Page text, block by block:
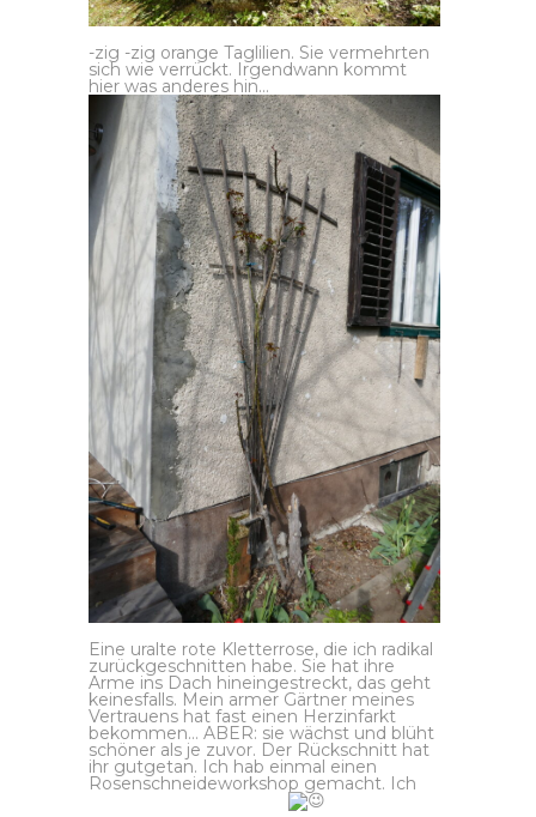
-zig -zig orange Taglilien. Sie vermehrten
sich wie verrückt. Irgendwann kommt
hier was anderes hin…
Eine uralte rote Kletterrose, die ich radikal
zurückgeschnitten habe. Sie hat ihre
Arme ins Dach hineingestreckt, das geht
keinesfalls. Mein armer Gärtner meines
Vertrauens hat fast einen Herzinfarkt
bekommen… ABER: sie wächst und blüht
schöner als je zuvor. Der Rückschnitt hat
ihr gutgetan. Ich hab einmal einen
Rosenschneideworkshop gemacht. Ich